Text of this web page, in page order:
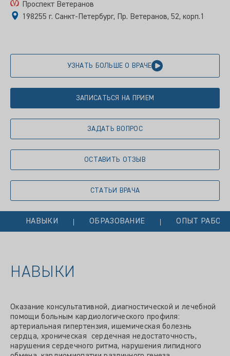
Проспект Ветеранов
198255 г. Санкт-Петербург, Пр. Ветеранов, 52, корп.1
УЗНАТЬ БОЛЬШЕ О ВРАЧЕ
ЗАПИСАТЬСЯ НА ПРИЕМ
ЗАДАТЬ ВОПРОС
ОСТАВИТЬ ОТЗЫВ
СТАТЬИ ВРАЧА
НАВЫКИ ОБРАЗОВАНИЕ ОПЫТ
НАВЫКИ
Оказание консультативной, диагностической и лечебной
помощи больным кардиологического профиля:
артериальная гипертензия, ишемическая болезнь
сердца, хроническая сердечная недостаточность,
нарушения сердечного ритма, нарушения липидного